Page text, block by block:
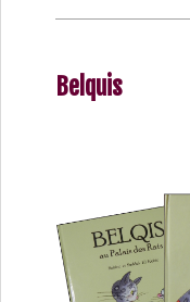
Belquis